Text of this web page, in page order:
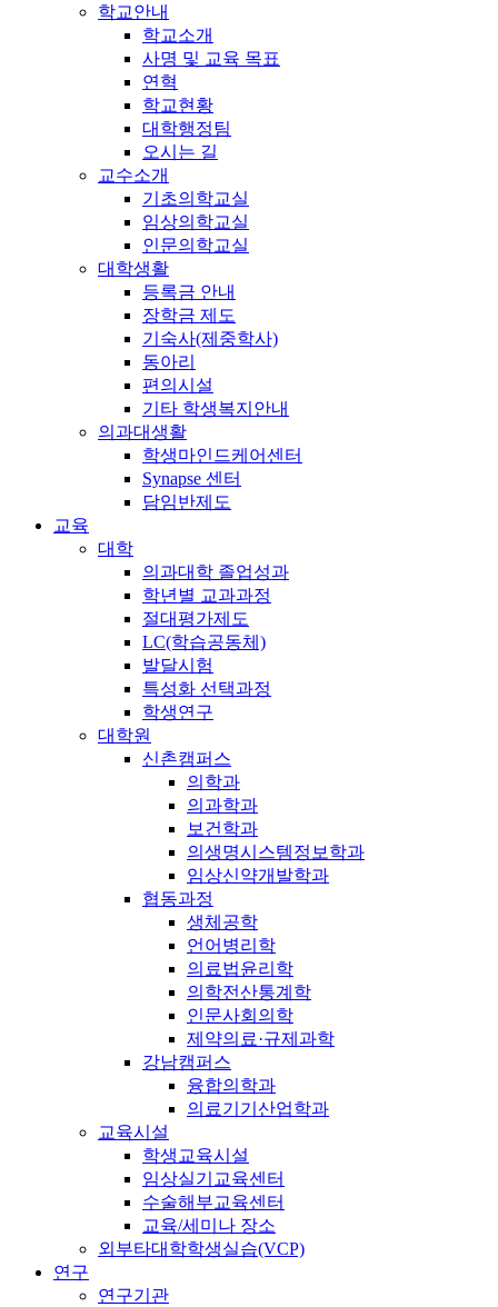
학교안내
학교소개
사명 및 교육 목표
연혁
학교현황
대학행정팀
오시는 길
교수소개
기초의학교실
임상의학교실
인문의학교실
대학생활
등록금 안내
장학금 제도
기숙사(제중학사)
동아리
편의시설
기타 학생복지안내
의과대생활
학생마인드케어센터
Synapse 센터
담임반제도
교육
대학
의과대학 졸업성과
학년별 교과과정
절대평가제도
LC(학습공동체)
발달시험
특성화 선택과정
학생연구
대학원
신촌캠퍼스
의학과
의과학과
보건학과
의생명시스템정보학과
임상신약개발학과
협동과정
생체공학
언어병리학
의료법윤리학
의학전산통계학
인문사회의학
제약의료·규제과학
강남캠퍼스
융합의학과
의료기기산업학과
교육시설
학생교육시설
임상실기교육센터
수술해부교육센터
교육/세미나 장소
외부타대학학생실습(VCP)
연구
연구기관